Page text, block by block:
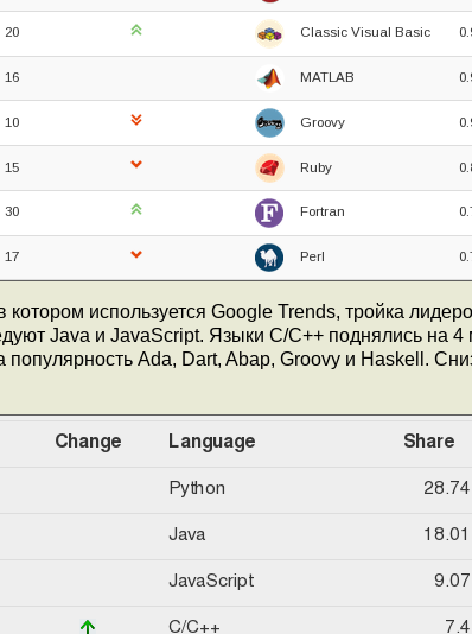
котором используется Google Trends, тройка
Java и JavaScript. Языки C/C++ поднялись на
Ada, Dart, Abap, Groovy и Haskell.